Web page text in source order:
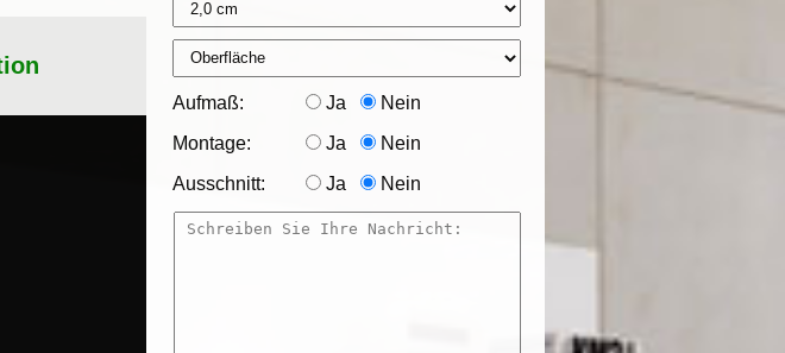
Aufmaß: Ja Nein
Montage: Ja Nein
Ausschnitt: Ja Nein